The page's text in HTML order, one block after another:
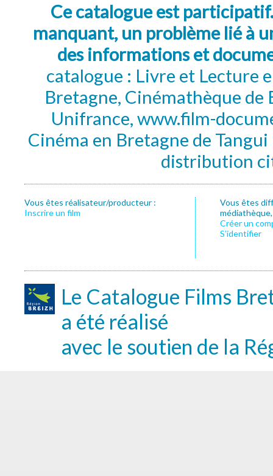
Ce catalogue est
manquant, un problème lié à
des informations et
catalogue : Livre et Lecture
Bretagne, Cinémathèque de
Unifrance, www.film-
Cinéma en Bretagne de
distribution
Vous êtes réalisateur/producteur :
Inscrire un film
Vous êtes
Créer un
S’identifier
Le Catalogue Films
a été réalisé
avec le soutien de la